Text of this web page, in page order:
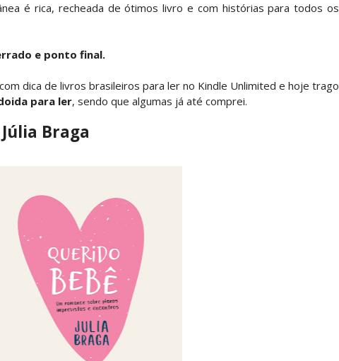
é rica, recheada de ótimos livro e com histórias para todos os
e ponto final.
com dica de livros brasileiros para ler no Kindle Unlimited e hoje trago
para ler, sendo que algumas já até comprei.
Braga